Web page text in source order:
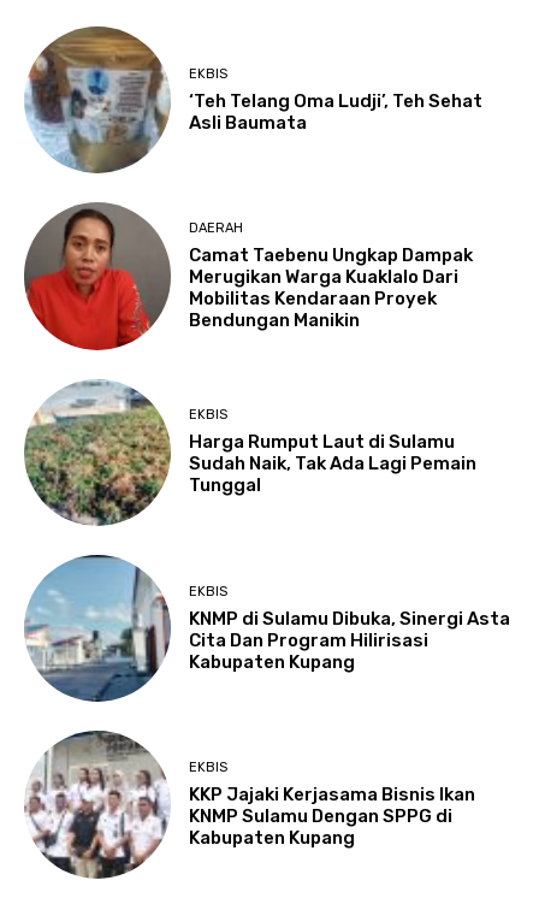
EKBIS
‘Teh Telang Oma Ludji’, Teh Sehat
Asli Baumata
DAERAH
Camat Taebenu Ungkap Dampak
Merugikan Warga Kuaklalo Dari
Mobilitas Kendaraan Proyek
Bendungan Manikin
EKBIS
Harga Rumput Laut di Sulamu
Sudah Naik, Tak Ada Lagi Pemain
Tunggal
EKBIS
KNMP di Sulamu Dibuka, Sinergi Asta
Cita Dan Program Hilirisasi
Kabupaten Kupang
EKBIS
KKP Jajaki Kerjasama Bisnis Ikan
KNMP Sulamu Dengan SPPG di
Kabupaten Kupang